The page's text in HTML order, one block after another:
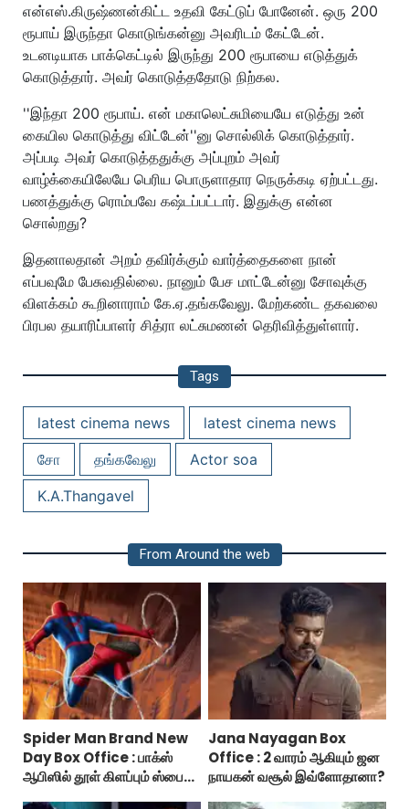
என்எஸ்.கிருஷ்ணன்கிட்ட உதவி கேட்டுப் போனேன். ஒரு 200
ரூபாய் இருந்தா கொடுங்கன்னு அவரிடம் கேட்டேன்.
உடனடியாக பாக்கெட்டில் இருந்து 200 ரூபாயை எடுத்துக்
கொடுத்தார். அவர் கொடுத்ததோடு நிற்கல.
''இந்தா 200 ரூபாய். என் மகாலெட்சுமியையே எடுத்து உன்
கையில கொடுத்து விட்டேன்''னு சொல்லிக் கொடுத்தார்.
அப்படி அவர் கொடுத்ததுக்கு அப்புறம் அவர்
வாழ்க்கையிலேயே பெரிய பொருளாதார நெருக்கடி ஏற்பட்டது.
பணத்துக்கு ரொம்பவே கஷ்டப்பட்டார். இதுக்கு என்ன
சொல்றது?
இதனாலதான் அறம் தவிர்க்கும் வார்த்தைகளை நான்
எப்பவுமே பேசுவதில்லை. நானும் பேச மாட்டேன்னு சோவுக்கு
விளக்கம் கூறினாராம் கே.ஏ.தங்கவேலு. மேற்கண்ட தகவலை
பிரபல தயாரிப்பாளர் சித்ரா லட்சுமணன் தெரிவித்துள்ளார்.
Tags
latest cinema news
latest cinema news
சோ
தங்கவேலு
Actor soa
K.A.Thangavel
From Around the web
Spider Man Brand New
Day Box Office : பாக்ஸ்
ஆபிஸில் தூள் கிளப்பும் ஸ்பைடர்
Jana Nayagan Box
Office : 2 வாரம் ஆகியும் ஜன
நாயகன் வசூல் இவ்ளோதானா?